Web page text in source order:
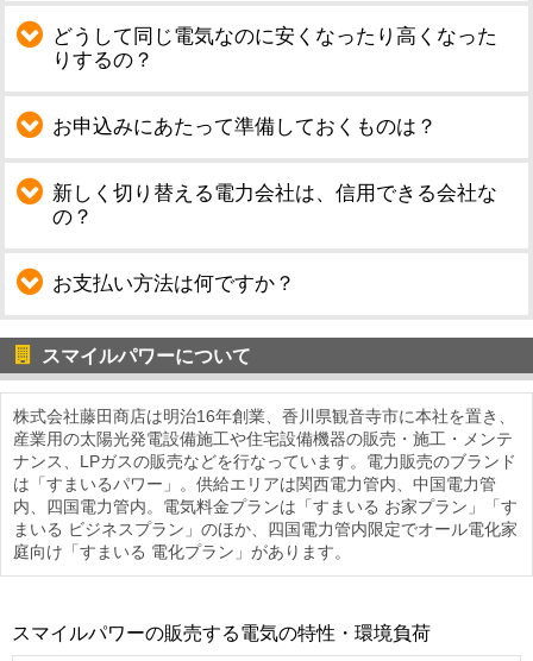
どうして同じ電気なのに安くなったり高くなった
りするの？
お申込みにあたって準備しておくものは？
新しく切り替える電力会社は、信用できる会社な
の？
お支払い方法は何ですか？
スマイルパワーについて
株式会社藤田商店は明治16年創業、香川県観音寺市に本社を置き、
産業用の太陽光発電設備施工や住宅設備機器の販売・施工・メンテ
ナンス、LPガスの販売などを行なっています。電力販売のブランド
は「すまいるパワー」。供給エリアは関西電力管内、中国電力管
内、四国電力管内。電気料金プランは「すまいる お家プラン」「す
まいる ビジネスプラン」のほか、四国電力管内限定でオール電化家
庭向け「すまいる 電化プラン」があります。
スマイルパワーの販売する電気の特性・環境負荷